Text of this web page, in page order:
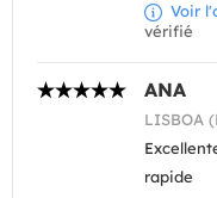
Voir
vérifié
ANA
LISBOA
rapide